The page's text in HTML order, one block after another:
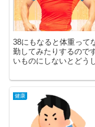
38にもなると体重って
勤してみたりするので
いものにしないとどう
健康